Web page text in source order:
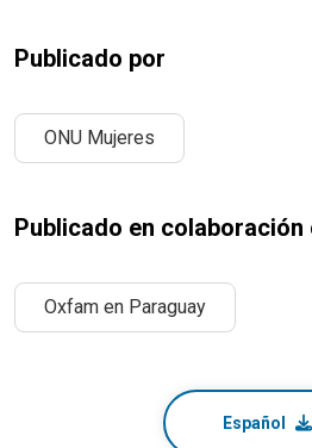
Publicado por
ONU Mujeres
Publicado en colaboración
Oxfam en Paraguay
Español